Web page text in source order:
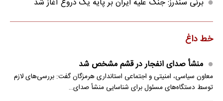
برنی سندرز: جنگ علیه ایران بر پایه یک دروغ آغاز شد
خط داغ
منشأ صدای انفجار در قشم مشخص شد
معاون سیاسی، امنیتی و اجتماعی استانداری هرمزگان گفت: بررسی‌های لازم
توسط دستگاه‌های مسئول برای شناسایی منشأ صدای…